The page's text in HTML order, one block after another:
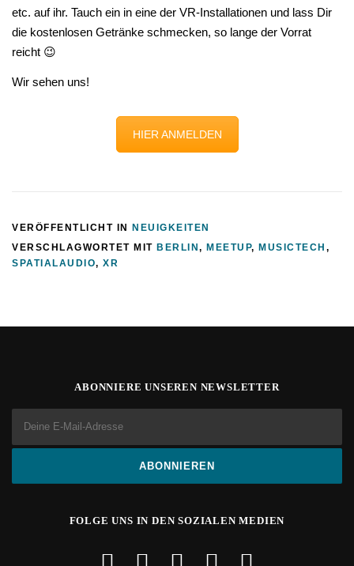
etc. auf ihr. Tauch ein in eine der VR-Installationen und lass Dir
die kostenlosen Getränke schmecken, so lange der Vorrat
reicht 😉
Wir sehen uns!
HIER ANMELDEN
VERÖFFENTLICHT IN NEUIGKEITEN
VERSCHLAGWORTET MIT BERLIN, MEETUP, MUSICTECH ,
SPATIALAUDIO, XR
ABONNIERE UNSEREN NEWSLETTER
FOLGE UNS IN DEN SOZIALEN MEDIEN